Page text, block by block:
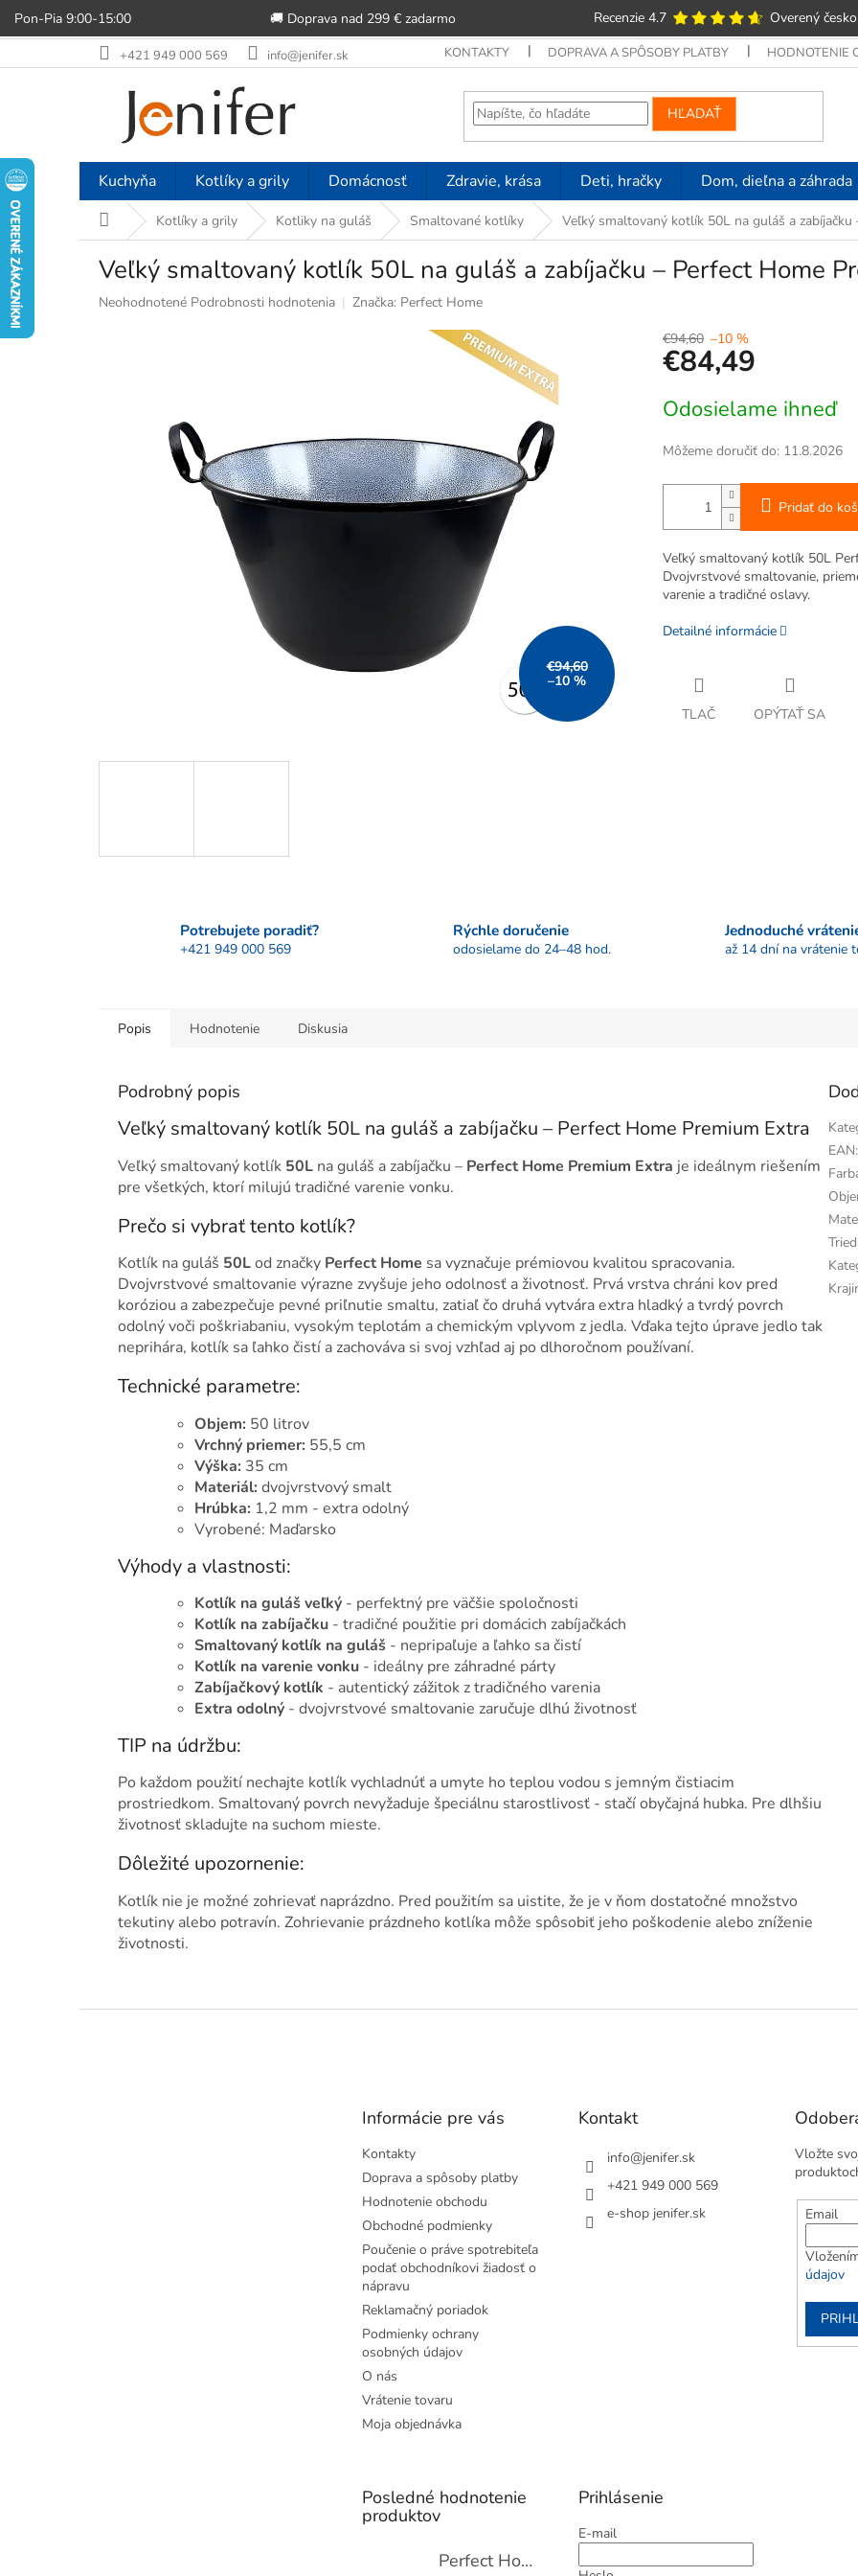
Pon-Pia 9:00-15:00 🚚 Doprava nad 299 € zadarmo Recenzie 4.7 Overený
na
+421 949 000 569 info@jenifer.sk KONTAKTY DOPRAVA A SPÔSOBY PLATBY HODNOTENIE
HĽADAŤ
Kuchyňa Kotlíky a grily Domácnosť Zdravie, krása Deti, hračky Dom, dieľna a záhrada
DomovKotlíky a grily Kotliky na guláš Smaltované kotlíky Veľký smaltovaný kotlík 50L na guláš a
Veľký smaltovaný kotlík 50L na guláš a zabíjačku – Perfect Home
Priemerné
Neohodnotené Podrobnosti hodnotenia Značka: Perfect Home
€94,60
–10 %
€94,60 –10 %
€84,49
cena:
Odosielame ihneď
Môžeme doručiť do: 11.8.2026
Pridať do
Veľký smaltovaný kotlík 50L
Dvojvrstvové smaltovanie,
varenie a tradičné oslavy.
Detailné informácie
TLAČ OPÝTAŤ SA
Potrebujete poradiť?
+421 949 000 569
Rýchle doručenie
odosielame do 24–48 hod.
Jednoduché
až 14 dní na vrátenie
Popis Hodnotenie Diskusia
Podrobný popis
Veľký smaltovaný kotlík 50L na guláš a zabíjačku – Perfect Home Premium Extra
Veľký smaltovaný kotlík 50L na guláš a zabíjačku – Perfect Home Premium Extra je ideálnym riešením
pre všetkých, ktorí milujú tradičné varenie vonku.
Prečo si vybrať tento kotlík?
Kotlík na guláš 50Lod značky Perfect Home sa vyznačuje prémiovou kvalitou spracovania.
Dvojvrstvové smaltovanie výrazne zvyšuje jeho odolnosť a životnosť. Prvá vrstva chráni kov pred
koróziou a zabezpečuje pevné priľnutie smaltu, zatiaľ čo druhá vytvára extra hladký a tvrdý povrch
odolný voči poškriabaniu, vysokým teplotám a chemickým vplyvom z jedla. Vďaka tejto úprave jedlo tak
neprihára, kotlík sa ľahko čistí a zachováva si svoj vzhľad aj po dlhoročnom používaní.
Technické parametre:
Objem: 50 litrov
Vrchný priemer: 55,5 cm
Výška: 35 cm
Materiál: dvojvrstvový smalt
Hrúbka: 1,2 mm - extra odolný
Vyrobené: Maďarsko
Výhody a vlastnosti:
Kotlík na guláš veľký - perfektný pre väčšie spoločnosti
Kotlík na zabíjačku - tradičné použitie pri domácich zabíjačkách
Smaltovaný kotlík na guláš - nepripaľuje a ľahko sa čistí
Kotlík na varenie vonku - ideálny pre záhradné párty
Zabíjačkový kotlík - autentický zážitok z tradičného varenia
Extra odolný - dvojvrstvové smaltovanie zaručuje dlhú životnosť
TIP na údržbu:
Po každom použití nechajte kotlík vychladnúť a umyte ho teplou vodou s jemným čistiacim
prostriedkom. Smaltovaný povrch nevyžaduje špeciálnu starostlivosť - stačí obyčajná hubka. Pre dlhšiu
životnosť skladujte na suchom mieste.
Dôležité upozornenie:
Kotlík nie je možné zohrievať naprázdno. Pred použitím sa uistite, že je v ňom dostatočné množstvo
tekutiny alebo potravín. Zohrievanie prázdneho kotlíka môže spôsobiť jeho poškodenie alebo zníženie
životnosti.
EAN:
Informácie pre vás
Kontakty
Doprava a spôsoby platby
Hodnotenie obchodu
Obchodné podmienky
Poučenie o práve spotrebiteľa
podať obchodníkovi žiadosť o
nápravu
Reklamačný poriadok
Podmienky ochrany
osobných údajov
O nás
Vrátenie tovaru
Moja objednávka
Kontakt
info@jenifer.sk
+421 949 000 569
e-shop jenifer.sk
Vložte
Email
údajov
Posledné hodnotenie
produktov
Perfect Home Tĺčik na mäso so sekáčikom, 56893
Prihlásenie
E-mail